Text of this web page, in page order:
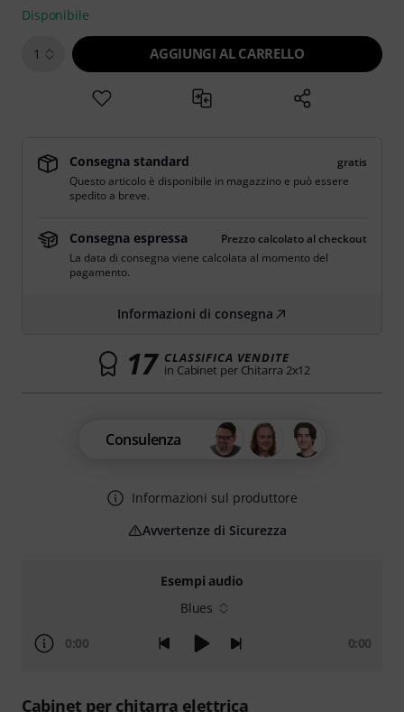
Esempi audio
Blues
0:00 0:00
Cabinet per chitarra elettrica
Disponibile
1 AGGIUNGI AL CARRELLO
Consegna standard
gratis
Questo articolo è disponibile in magazzino e può essere
spedito a breve.
Consegna espressa
Prezzo calcolato al checkout
La data di consegna viene calcolata al momento del
pagamento.
Informazioni di consegna
17 CLASSIFICA VENDITE
in Cabinet per Chitarra 2x12
Consulenza
Informazioni sul produttore
Avvertenze di Sicurezza